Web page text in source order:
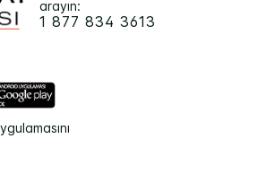
arayın:
1 877 834 3613